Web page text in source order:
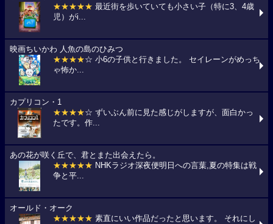
★★★★★ 最近街を歩いていても小さい子（特に3、4歳
児）がi...
映画ちいかわ 人魚の島のひみつ
★★★★☆ 小6の子供と行きました。 セイレーンがめっち
ゃ怖か...
カプリコン・1
★★★★☆ ずいぶん前に見た感じがしますが、面白かっ
たです。作...
あの花が咲く丘で、君とまた出会えたら。
★★★★★ NHKラジオ深夜便明日への言葉,夏の特集は戦
争と平...
オールド・オーク
★★★★★ 素直にいい作品だったと思います。 それにし